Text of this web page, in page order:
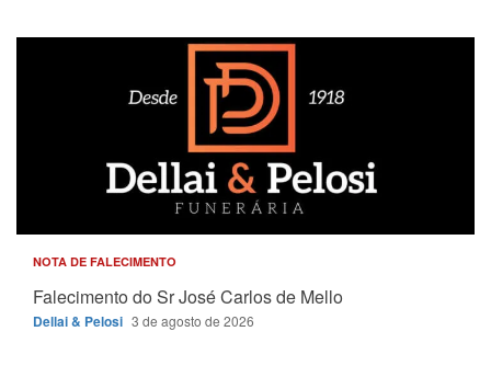
NOTA DE FALECIMENTO
Falecimento do Sr José Carlos de Mello
Dellai & Pelosi 3 de agosto de 2026